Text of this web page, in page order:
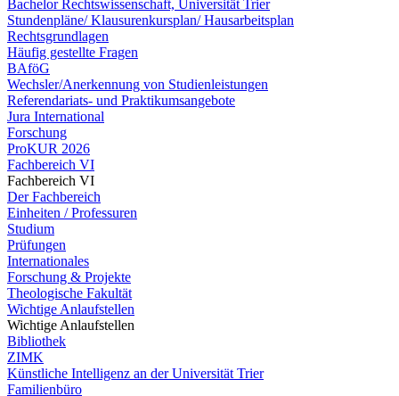
Bachelor Rechtswissenschaft, Universität Trier
Stundenpläne/ Klausurenkursplan/ Hausarbeitsplan
Rechtsgrundlagen
Häufig gestellte Fragen
BAföG
Wechsler/Anerkennung von Studienleistungen
Referendariats- und Praktikumsangebote
Jura International
Forschung
ProKUR 2026
Fachbereich VI
Fachbereich VI
Der Fachbereich
Einheiten / Professuren
Studium
Prüfungen
Internationales
Forschung & Projekte
Theologische Fakultät
Wichtige Anlaufstellen
Wichtige Anlaufstellen
Bibliothek
ZIMK
Künstliche Intelligenz an der Universität Trier
Familienbüro